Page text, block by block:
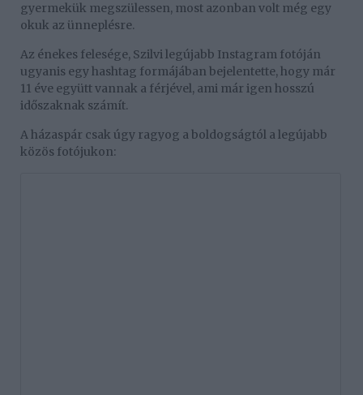
gyermekük megszülessen, most azonban volt még egy
okuk az ünneplésre.
Az énekes felesége, Szilvi legújabb Instagram fotóján
ugyanis egy hashtag formájában bejelentette, hogy már
11 éve együtt vannak a férjével, ami már igen hosszú
időszaknak számít.
A házaspár csak úgy ragyog a boldogságtól a legújabb
közös fotójukon: